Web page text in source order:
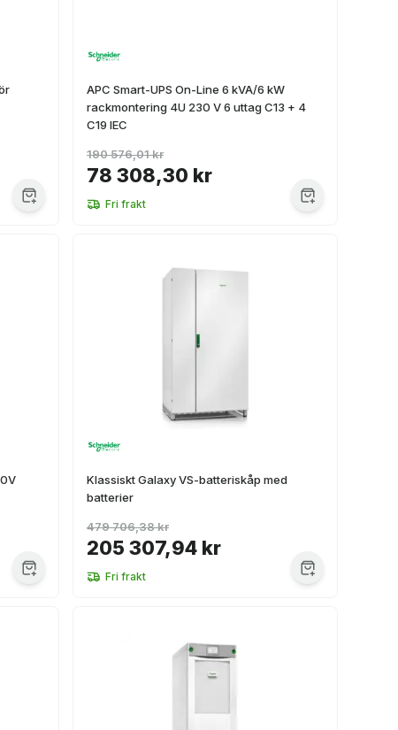
APC Smart-UPS On-Line 6 kVA/6 kW
rackmontering 4U 230 V 6 uttag C13 + 4
C19 IEC
78 308,30 kr
190 576,01 kr
Fri frakt
Klassiskt Galaxy VS-batteriskåp med
batterier
205 307,94 kr
479 706,38 kr
Fri frakt